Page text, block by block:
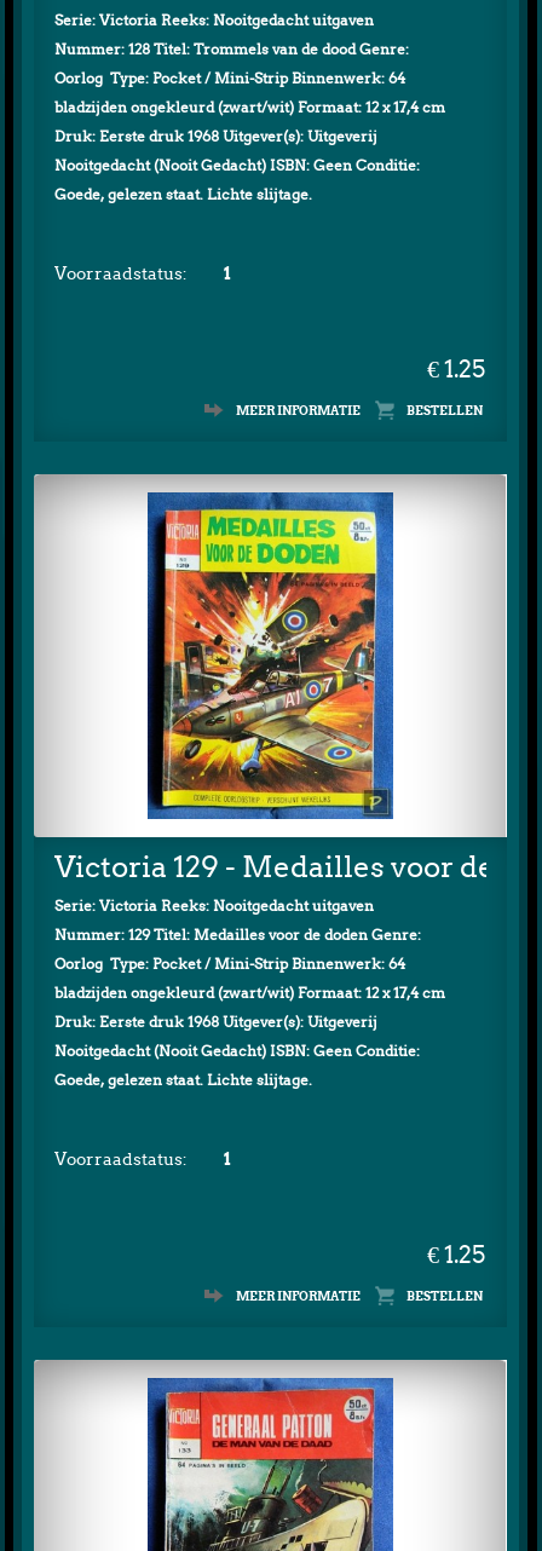
€ 1.25
Serie: Victoria Reeks: Nooitgedacht uitgaven
Nummer: 128 Titel: Trommels van de dood Genre:
Oorlog Type: Pocket / Mini-Strip Binnenwerk: 64
bladzijden ongekleurd (zwart/wit) Formaat: 12 x 17,4 cm
Druk: Eerste druk 1968 Uitgever(s): Uitgeverij
Nooitgedacht (Nooit Gedacht) ISBN: Geen Conditie:
Goede, gelezen staat. Lichte slijtage.
Voorraadstatus: 1
MEER INFORMATIE
Victoria 129 - Medailles voor de
€ 1.25
Serie: Victoria Reeks: Nooitgedacht uitgaven
Nummer: 129 Titel: Medailles voor de doden Genre:
Oorlog Type: Pocket / Mini-Strip Binnenwerk: 64
bladzijden ongekleurd (zwart/wit) Formaat: 12 x 17,4 cm
Druk: Eerste druk 1968 Uitgever(s): Uitgeverij
Nooitgedacht (Nooit Gedacht) ISBN: Geen Conditie:
Goede, gelezen staat. Lichte slijtage.
Voorraadstatus: 1
MEER INFORMATIE